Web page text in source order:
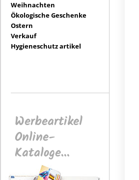
Weihnachten
Ökologische Geschenke
Ostern
Verkauf
Hygieneschutz artikel
Werbeartikel
Online-
Kataloge...